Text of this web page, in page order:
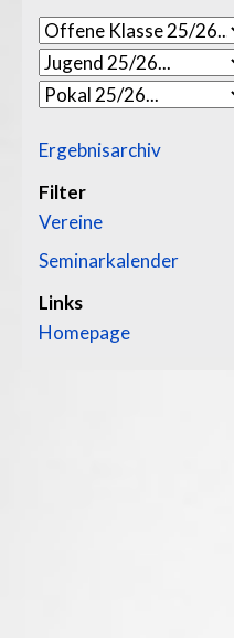
Ergebnisarchiv
Filter
Vereine
Seminarkalender
Links
Homepage